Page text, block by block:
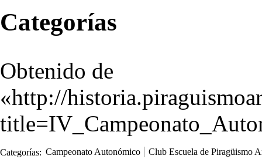
Categorías
Obtenido de
«http://
Categorías: Campeonato Autonómico Club Escuela de Piragüismo